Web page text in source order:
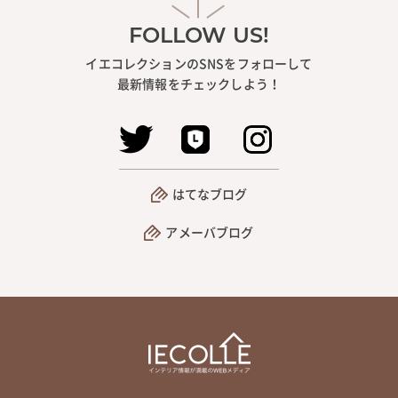
FOLLOW US!
イエコレクションのSNSをフォローして
最新情報をチェックしよう！
はてなブログ
アメーバブログ